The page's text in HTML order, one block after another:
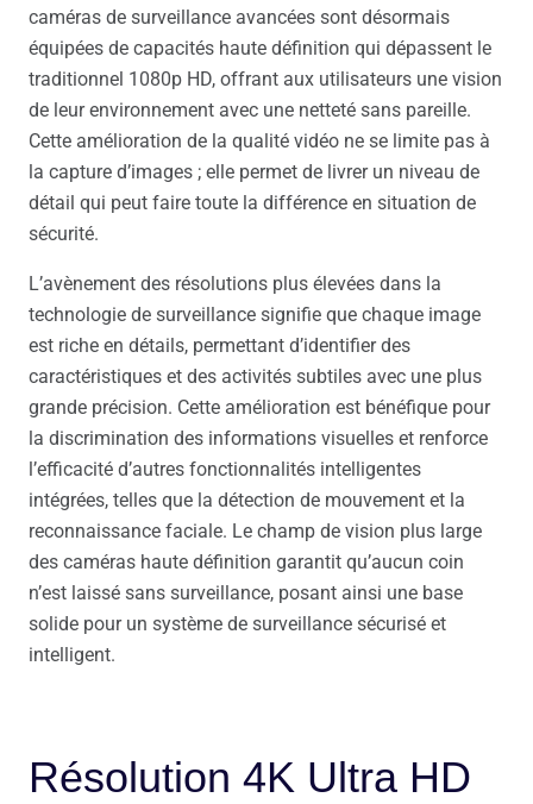
caméras de surveillance avancées sont désormais
équipées de capacités haute définition qui dépassent le
traditionnel 1080p HD, offrant aux utilisateurs une vision
de leur environnement avec une netteté sans pareille.
Cette amélioration de la qualité vidéo ne se limite pas à
la capture d’images ; elle permet de livrer un niveau de
détail qui peut faire toute la différence en situation de
sécurité.
L’avènement des résolutions plus élevées dans la
technologie de surveillance signifie que chaque image
est riche en détails, permettant d’identifier des
caractéristiques et des activités subtiles avec une plus
grande précision. Cette amélioration est bénéfique pour
la discrimination des informations visuelles et renforce
l’efficacité d’autres fonctionnalités intelligentes
intégrées, telles que la détection de mouvement et la
reconnaissance faciale. Le champ de vision plus large
des caméras haute définition garantit qu’aucun coin
n’est laissé sans surveillance, posant ainsi une base
solide pour un système de surveillance sécurisé et
intelligent.
Résolution 4K Ultra HD